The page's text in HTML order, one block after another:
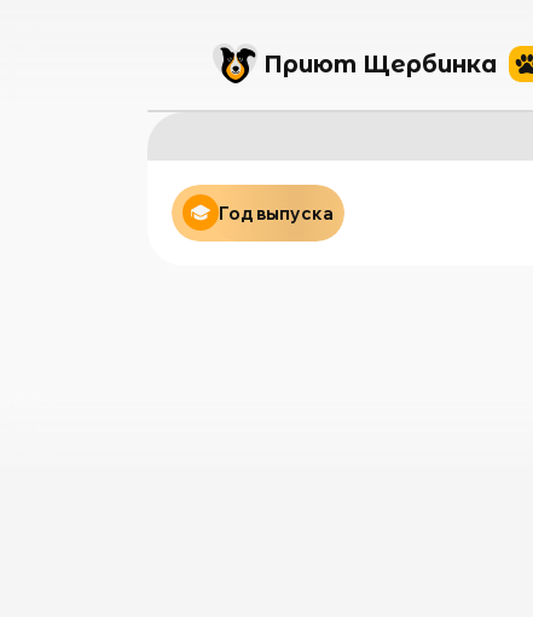
Приют Щербинка
Год выпуска